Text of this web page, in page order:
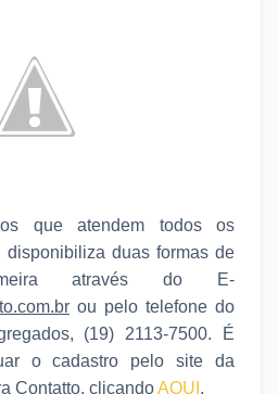
que atendem todos os
disponibiliza duas formas de
através do E-
ou pelo telefone do
(19) 2113-7500. É
o cadastro pelo site da
Contatto, clicandoAQUI .